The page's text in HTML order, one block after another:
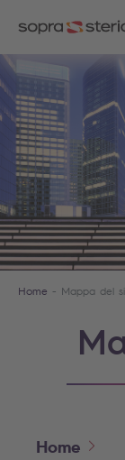
Home Mappa del
Home